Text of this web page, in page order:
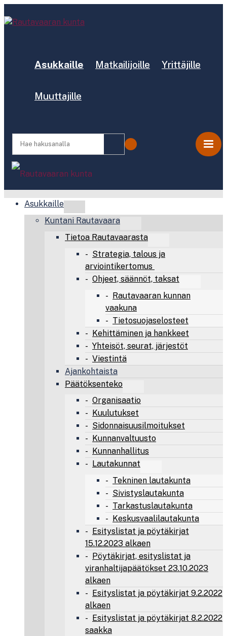
Asukkaille Matkailijoille Yrittäjille
Muuttajille
Asukkaille
Kuntani Rautavaara
Tietoa Rautavaarasta
Strategia, talous ja
arviointikertomus
Ohjeet, säännöt, taksat
Rautavaaran kunnan
vaakuna
Tietosuojaselosteet
Kehittäminen ja hankkeet
Yhteisöt, seurat, järjestöt
Viestintä
Ajankohtaista
Päätöksenteko
Organisaatio
Kuulutukset
Sidonnaisuusilmoitukset
Kunnanvaltuusto
Kunnanhallitus
Lautakunnat
Tekninen lautakunta
Sivistyslautakunta
Tarkastuslautakunta
Keskusvaalilautakunta
Esityslistat ja pöytäkirjat
15.12.2023 alkaen
Pöytäkirjat, esityslistat ja
viranhaltijapäätökset 23.10.2023
alkaen
Esityslistat ja pöytäkirjat 9.2.2022
alkaen
Esityslistat ja pöytäkirjat 8.2.2022
saakka